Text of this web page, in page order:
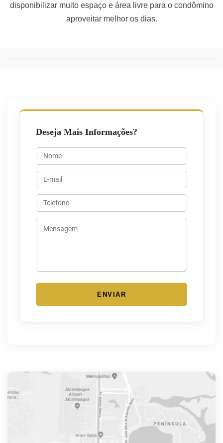
disponibilizar muito espaço e área livre para o condômino
aproveitar melhor os dias.
Deseja Mais Informações?
ENVIAR